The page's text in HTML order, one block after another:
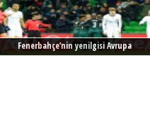
Fenerbahçe’nin yenilgisi Avrupa